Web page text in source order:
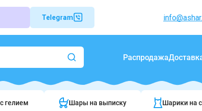
Telegram
Распродажа
гелием Шары на выписку Шарики на